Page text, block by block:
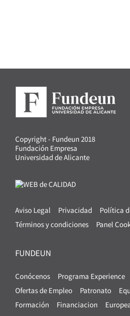
Copyright - Fundeun 2018
Fundación Empresa
Universidad de Alicante
Aviso Legal Privacidad
Política
Términos y condiciones
Panel
FUNDEUN
Conócenos Programa Experience
Ofertas de Empleo
Patronato
Formación
Financiacion